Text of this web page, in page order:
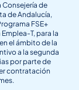
Consejería de
de Andalucía,
FSE+
T, para la
el ámbito de la
a la segunda
por parte de
contratación